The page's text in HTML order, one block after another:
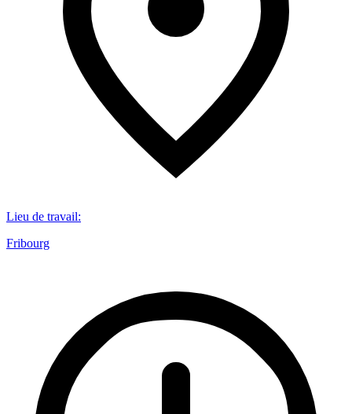
Lieu de travail:
Fribourg